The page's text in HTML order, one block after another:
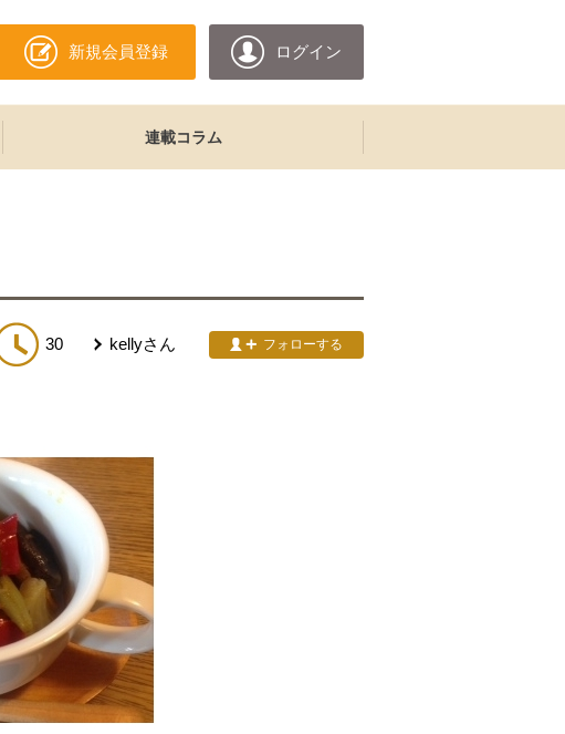
新規会員登録 ログイン
連載コラム
30 kellyさん フォローする